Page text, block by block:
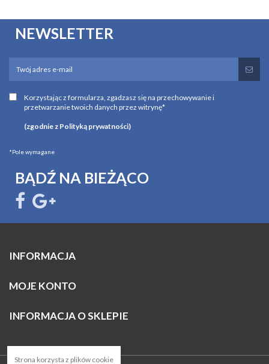
NEWSLETTER
Korzystając z formularza, zgadzasz się na przechowywanie i
przetwarzanie twoich danych przez witrynę*
(zgodnie z Polityką prywatności)
*Pole wymagane
BĄDŹ NA BIEŻĄCO
INFORMACJA
MOJE KONTO
INFORMACJA O SKLEPIE
Strona korzysta z plików cookie